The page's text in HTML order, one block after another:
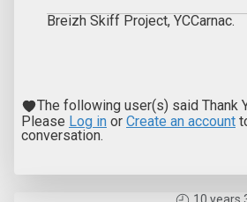
Breizh Skiff Project, YCCarnac.
The following user(s) said Thank
Please Log in or Create an account
conversation.
10 years